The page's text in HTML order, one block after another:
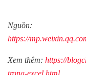
Nguồn:
https://
Xem thêm: https://
trong-excel.html